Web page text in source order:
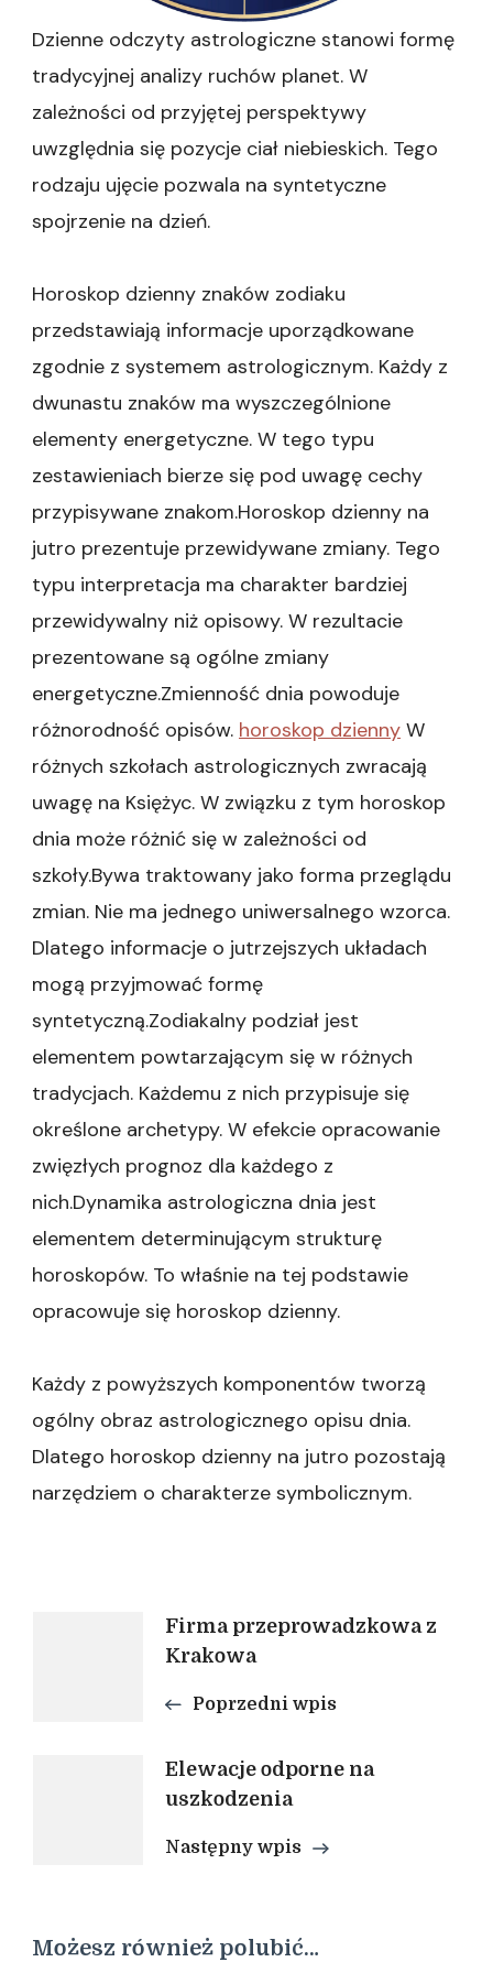
Dzienne odczyty astrologiczne stanowi formę
tradycyjnej analizy ruchów planet. W
zależności od przyjętej perspektywy
uwzględnia się pozycje ciał niebieskich. Tego
rodzaju ujęcie pozwala na syntetyczne
spojrzenie na dzień.
Horoskop dzienny znaków zodiaku
przedstawiają informacje uporządkowane
zgodnie z systemem astrologicznym. Każdy z
dwunastu znaków ma wyszczególnione
elementy energetyczne. W tego typu
zestawieniach bierze się pod uwagę cechy
przypisywane znakom.Horoskop dzienny na
jutro prezentuje przewidywane zmiany. Tego
typu interpretacja ma charakter bardziej
przewidywalny niż opisowy. W rezultacie
prezentowane są ogólne zmiany
energetyczne.Zmienność dnia powoduje
różnorodność opisów. horoskop dzienny W
różnych szkołach astrologicznych zwracają
uwagę na Księżyc. W związku z tym horoskop
dnia może różnić się w zależności od
szkoły.Bywa traktowany jako forma przeglądu
zmian. Nie ma jednego uniwersalnego wzorca.
Dlatego informacje o jutrzejszych układach
mogą przyjmować formę
syntetyczną.Zodiakalny podział jest
elementem powtarzającym się w różnych
tradycjach. Każdemu z nich przypisuje się
określone archetypy. W efekcie opracowanie
zwięzłych prognoz dla każdego z
nich.Dynamika astrologiczna dnia jest
elementem determinującym strukturę
horoskopów. To właśnie na tej podstawie
opracowuje się horoskop dzienny.
Każdy z powyższych komponentów tworzą
ogólny obraz astrologicznego opisu dnia.
Dlatego horoskop dzienny na jutro pozostają
narzędziem o charakterze symbolicznym.
Nawigacja
wpisu
Firma przeprowadzkowa z
Krakowa
Poprzedni wpis
Elewacje odporne na
uszkodzenia
Następny wpis
Możesz również polubić…